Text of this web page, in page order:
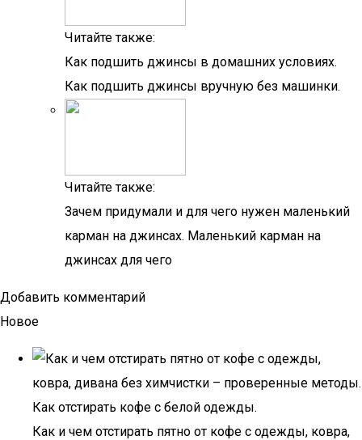
Читайте также:
Как подшить джинсы в домашних условиях.
Как подшить джинсы вручную без машинки.
Читайте также:
Зачем придумали и для чего нужен маленький
карман на джинсах. Маленький карман на
джинсах для чего
Добавить комментарий
Новое
Как и чем отстирать пятно от кофе с одежды, ковра,